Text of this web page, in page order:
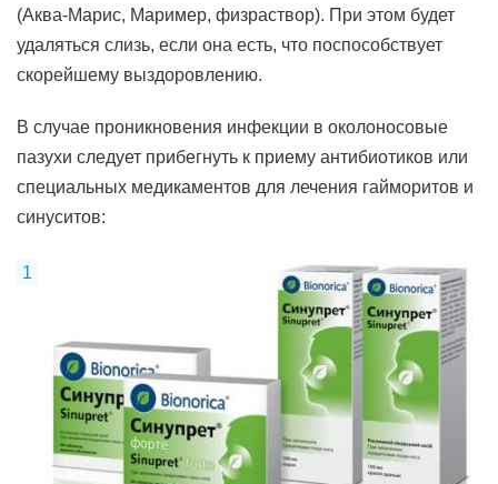
(Аква-Марис, Маример, физраствор). При этом будет
удаляться слизь, если она есть, что поспособствует
скорейшему выздоровлению.
В случае проникновения инфекции в околоносовые
пазухи следует прибегнуть к приему антибиотиков или
специальных медикаментов для лечения гайморитов и
синуситов: